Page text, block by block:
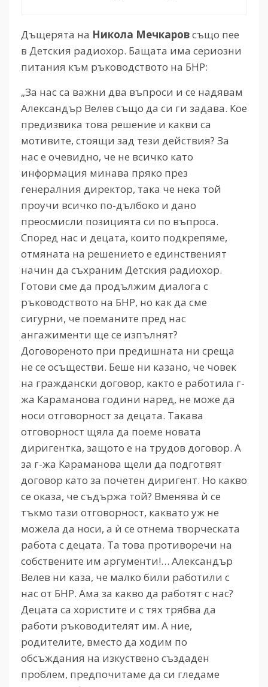
Дъщерята на Никола Мечкаровсъщо пее
в Детския радиохор. Бащата има сериозни
питания към ръководството на БНР:
„За нас са важни два въпроси и се надявам
Александър Велев също да си ги задава. Кое
предизвика това решение и какви са
мотивите, стоящи зад тези действия? За
нас е очевидно, че не всичко като
информация минава пряко през
генералния директор, така че нека той
проучи всичко по-дълбоко и дано
преосмисли позицията си по въпроса.
Според нас и децата, които подкрепяме,
отмяната на решението е единственият
начин да съхраним Детския радиохор.
Готови сме да продължим диалога с
ръководството на БНР, но как да сме
сигурни, че поеманите пред нас
ангажименти ще се изпълнят?
Договореното при предишната ни среща
не се осъществи. Беше ни казано, че човек
на граждански договор, както е работила г-
жа Караманова години наред, не може да
носи отговорност за децата. Такава
отговорност щяла да поеме новата
диригентка, защото е на трудов договор. А
за г-жа Караманова щели да подготвят
договор като за почетен диригент. Но какво
се оказа, че съдържа той? Вменява ѝ се
тъкмо тази отговорност, каквато уж не
можела да носи, а ѝ се отнема творческата
работа с децата. Та това противоречи на
собствените им аргументи!… Александър
Велев ни каза, че малко били работили с
нас от БНР. Ама за какво да работят с нас?
Децата са хористите и с тях трябва да
работи ръководителят им. А ние,
родителите, вместо да ходим по
обсъждания на изкуствено създаден
проблем, предпочитаме да си гледаме